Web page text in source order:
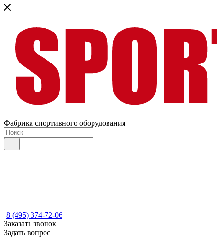
Фабрика спортивного оборудования
8 (495) 374-72-06
Заказать звонок
Задать вопрос